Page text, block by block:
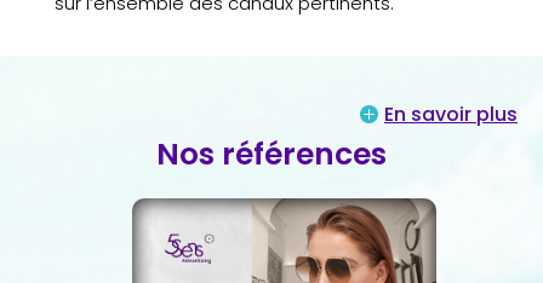
En savoir plus
Nos références